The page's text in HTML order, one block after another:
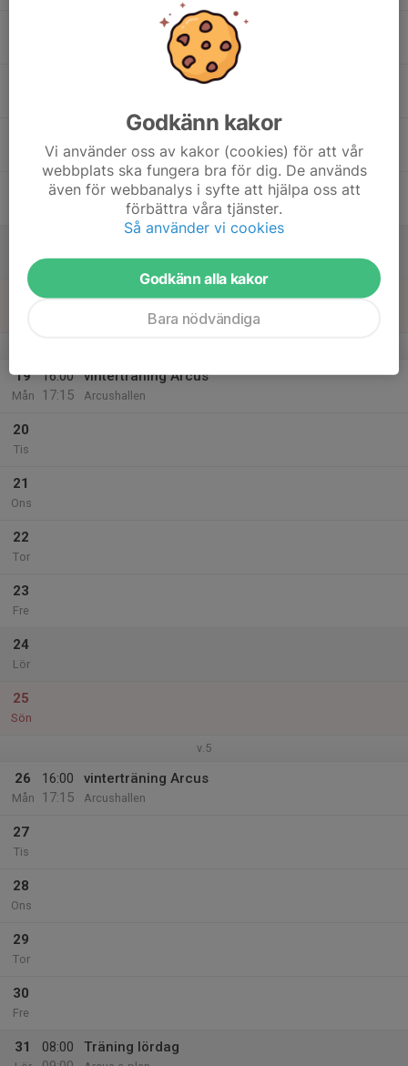
12:00
Arcus
19
Mån
16:00
17:15
vinterträning Arcus
Arcushallen
20
Tis
21
Ons
22
Tor
23
Fre
24
Lör
25
Sön
v.5
26
Mån
16:00
17:15
vinterträning Arcus
Arcushallen
27
Tis
28
Ons
29
Tor
30
Fre
31
08:00
Träning lördag
Godkänn kakor
Vi använder oss av kakor (cookies) för att vår
webbplats ska fungera bra för dig. De används
även för webbanalys i syfte att hjälpa oss att
förbättra våra tjänster.
Så använder vi cookies
Godkänn alla kakor
Bara nödvändiga